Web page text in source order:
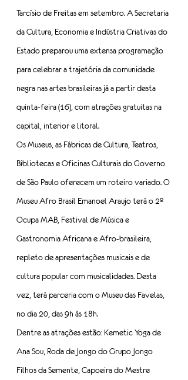
Tarcísio de Freitas em setembro. A Secretaria
da Cultura, Economia e Indústria Criativas do
Estado preparou uma extensa programação
para celebrar a trajetória da comunidade
negra nas artes brasileiras já a partir desta
quinta-feira (16), com atrações gratuitas na
capital, interior e litoral.
Os Museus, as Fábricas de Cultura, Teatros,
Bibliotecas e Oficinas Culturais do Governo
de São Paulo oferecem um roteiro variado. O
Museu Afro Brasil Emanoel Araujo terá o 2º
Ocupa MAB, Festival de Música e
Gastronomia Africana e Afro-brasileira,
repleto de apresentações musicais e de
cultura popular com musicalidades. Desta
vez, terá parceria com o Museu das Favelas,
no dia 20, das 9h às 18h.
Dentre as atrações estão: Kemetic Yoga de
Ana Sou, Roda de Jongo do Grupo Jongo
Filhos da Semente, Capoeira do Mestre